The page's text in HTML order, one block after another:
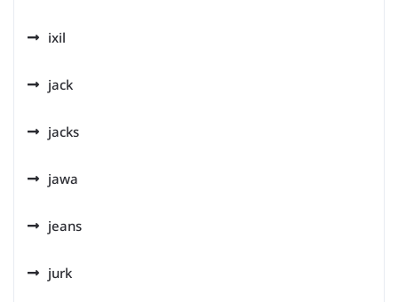
ixil
jack
jacks
jawa
jeans
jurk